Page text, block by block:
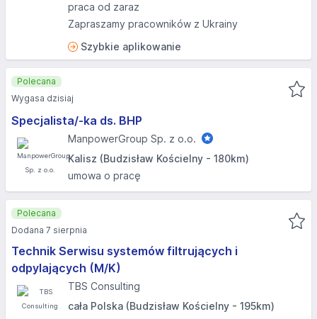
praca od zaraz
Zapraszamy pracowników z Ukrainy
Szybkie aplikowanie
Specjalista/-ka ds. BHP
ManpowerGroup Sp. z o.o.
Kalisz (Budzisław Kościelny - 180km)
umowa o pracę
Polecana
Wygasa dzisiaj
Technik Serwisu systemów filtrujących i
odpylających (M/K)
TBS Consulting
cała Polska (Budzisław Kościelny - 195km)
Polecana
Dodana 7 sierpnia